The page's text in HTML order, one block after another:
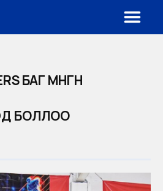
БАГ МӨНГӨН
БОЛЛОО